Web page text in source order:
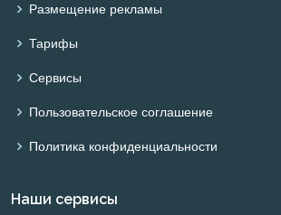
Размещение рекламы
Тарифы
Сервисы
Пользовательское соглашение
Политика конфиденциальности
Наши сервисы